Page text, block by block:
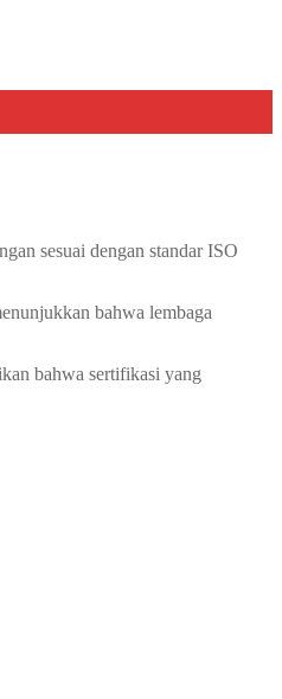
sesuai dengan standar ISO
bahwa lembaga
bahwa sertifikasi yang